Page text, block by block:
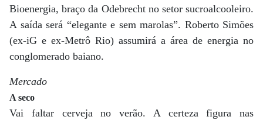
Bioenergia, braço da Odebrecht no setor sucroalcooleiro.
A saída será “elegante e sem marolas”. Roberto Simões
(ex-iG e ex-Metrô Rio) assumirá a área de energia no
conglomerado baiano.
Mercado
A seco
Vai faltar cerveja no verão. A certeza figura nas